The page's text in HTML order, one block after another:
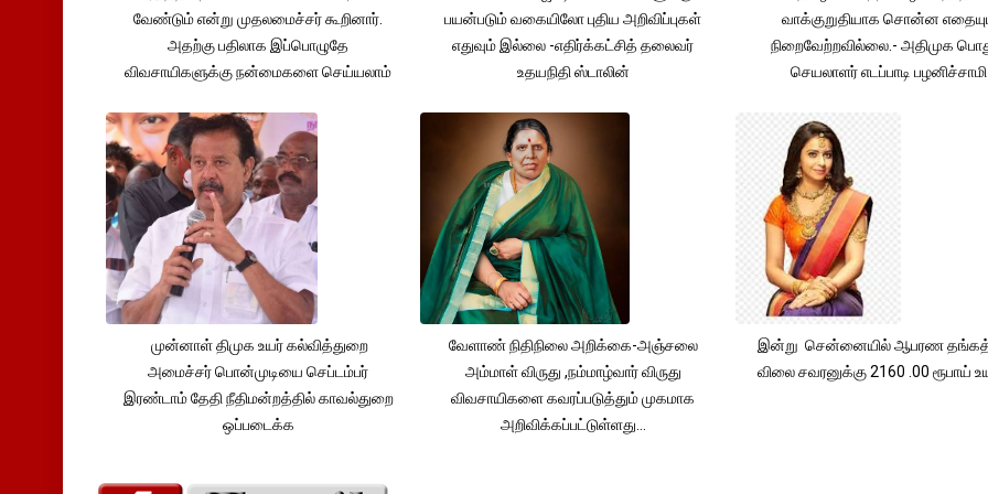
வேண்டும் என்று முதலமைச்சர் கூறினார்.
அதற்கு பதிலாக இப்பொழுதே
விவசாயிகளுக்கு நன்மைகளை செய்யலாம்
பயன்படும் வகையிலோ புதிய அறிவிப்புகள்
எதுவும் இல்லை -எதிர்க்கட்சித் தலைவர்
உதயநிதி ஸ்டாலின்
வாக்குறுதியாக சொன்ன
நிறைவேற்றவில்லை.- அதிமுக
செயலாளர் எடப்பாடி பழனிச்சாமி
முன்னாள் திமுக உயர் கல்வித்துறை
அமைச்சர் பொன்முடியை செப்டம்பர்
இரண்டாம் தேதி நீதிமன்றத்தில் காவல்துறை
ஒப்படைக்க
வேளாண் நிதிநிலை அறிக்கை-அஞ்சலை
அம்மாள் விருது ,நம்மாழ்வார் விருது
விவசாயிகளை கவரப்படுத்தும் முகமாக
அறிவிக்கப்பட்டுள்ளது...
இன்று சென்னையில் ஆபரண
விலை சவரனுக்கு 2160 .00 ரூபாய்